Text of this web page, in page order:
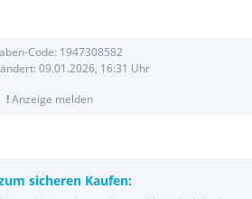
Code: 1947308582
09.01.2026, 16:31 Uhr
!Anzeige melden
sicheren Kaufen: